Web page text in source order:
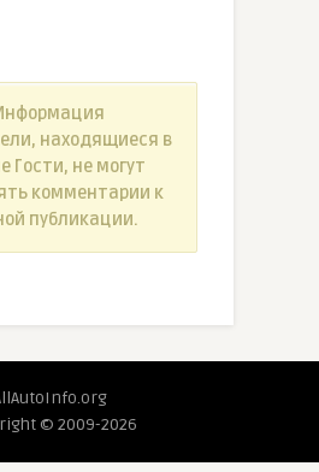
находящиеся в
Гости, не могут
комментарии к
публикации.
© 2009-2026